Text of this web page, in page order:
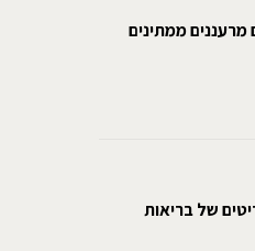
מרעננים ממתינים
של בריאות